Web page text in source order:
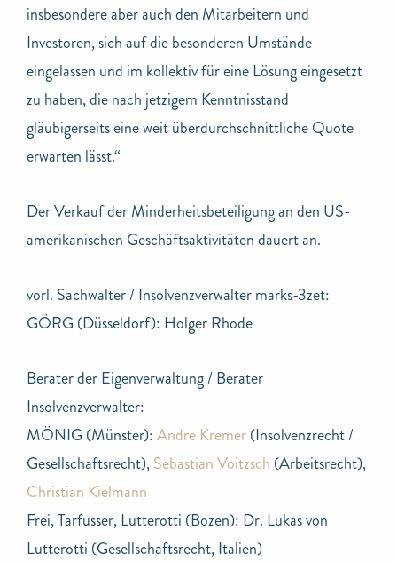
insbesondere aber auch den Mitarbeitern und
Investoren, sich auf die besonderen Umstände
eingelassen und im kollektiv für eine Lösung eingesetzt
zu haben, die nach jetzigem Kenntnisstand
gläubigerseits eine weit überdurchschnittliche Quote
erwarten lässt.“
Der Verkauf der Minderheitsbeteiligung an den US-
amerikanischen Geschäftsaktivitäten dauert an.
vorl. Sachwalter / Insolvenzverwalter marks-3zet:
GÖRG (Düsseldorf): Holger Rhode
Berater der Eigenverwaltung / Berater
Insolvenzverwalter:
MÖNIG (Münster):Andre Kremer(Insolvenzrecht /
Gesellschaftsrecht),Sebastian Voitzsch (Arbeitsrecht),
Christian Kielmann
Frei, Tarfusser, Lutterotti (Bozen): Dr. Lukas von
Lutterotti (Gesellschaftsrecht, Italien)